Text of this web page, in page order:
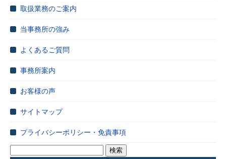
取扱業務のご案内
当事務所の強み
よくあるご質問
事務所案内
お客様の声
サイトマップ
プライバシーポリシー・免責事項